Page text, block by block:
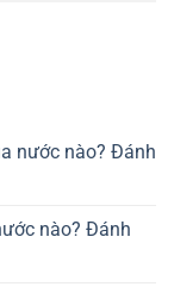
nước nào? Đánh
nào? Đánh